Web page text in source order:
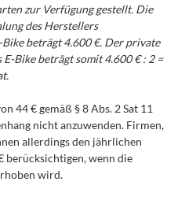
zur Verfügung gestellt. Die
des Herstellers
beträgt 4.600 €. Der private
Bike beträgt somit 4.600 € : 2 =
44 € gemäß § 8 Abs. 2 Sat 11
nicht anzuwenden. Firmen,
allerdings den jährlichen
berücksichtigen, wenn die
wird.